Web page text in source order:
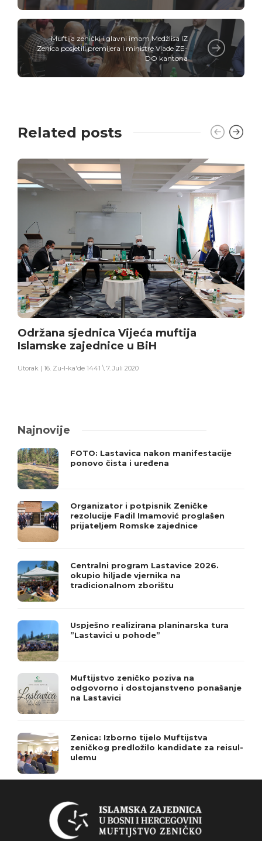
Muftija zenički i glavni imam Medžlisa IZ
Zenica posjetili premijera i ministre Vlade ZE-
DO kantona
Related posts
Održana sjednica Vijeća muftija
Islamske zajednice u BiH
Utorak | 16. Zu-l-ka'de 1441 \ 7. Juli 2020
Najnovije
FOTO: Lastavica nakon manifestacije
ponovo čista i uređena
Organizator i potpisnik Zeničke
rezolucije Fadil Imamović proglašen
prijateljem Romske zajednice
Centralni program Lastavice 2026.
okupio hiljade vjernika na
tradicionalnom zborištu
Uspješno realizirana planinarska tura
”Lastavici u pohode”
Muftijstvo zeničko poziva na
odgovorno i dostojanstveno ponašanje
na Lastavici
Zenica: Izborno tijelo Muftijstva
zeničkog predložilo kandidate za reisul-
ulemu